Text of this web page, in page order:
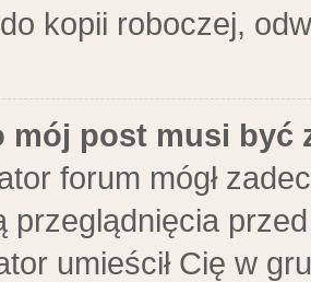
kopii roboczej,
mój post musi być
forum mógł
przeglądnięcia
umieścił Cię w